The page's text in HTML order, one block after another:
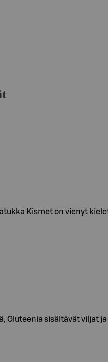
Kismet on vienyt
Gluteenia sisältävät viljat